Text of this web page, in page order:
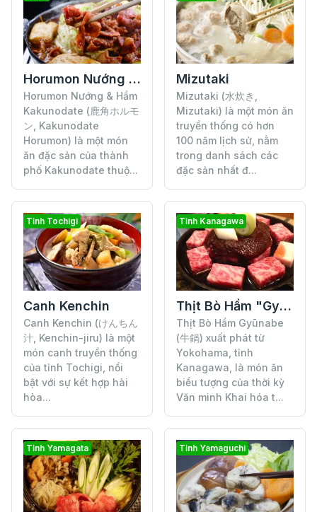
Horumon Nướng & Hầm Kakunodate
Horumon Nướng & Hầm
Kakunodate (鹿角ホルモ
ン, Kakunodate
Horumon) là một món
ăn đặc sản của thành
phố Kakunodate thuộ...
Mizutaki
Mizutaki (水炊き,
Mizutaki) là một món ăn
truyền thống có hơn
100 năm lịch sử, nằm
trong danh sách các
đặc sản nhất đ...
Tỉnh Tochigi
Canh Kenchin
Canh Kenchin (けんちん
汁, Kenchin-jiru) là một
món canh truyền thống
của tỉnh Tochigi, nổi
bật với sự kết hợp hài
hòa...
Tỉnh Kanagawa
Thịt Bò Hầm "Gyūnabe"
Thịt Bò Hầm Gyūnabe
(牛鍋) xuất phát từ
Yokohama, tỉnh
Kanagawa, là món ăn
biểu tượng của thời kỳ
Văn minh Khai hóa t...
Tỉnh Yamagata Tỉnh Yamaguchi